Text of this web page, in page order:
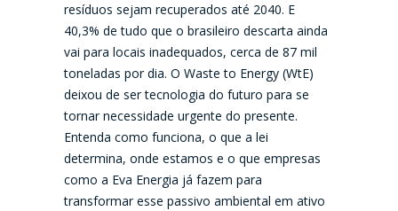
resíduos sejam recuperados até 2040. E
40,3% de tudo que o brasileiro descarta ainda
vai para locais inadequados, cerca de 87 mil
toneladas por dia. O Waste to Energy (WtE)
deixou de ser tecnologia do futuro para se
tornar necessidade urgente do presente.
Entenda como funciona, o que a lei
determina, onde estamos e o que empresas
como a Eva Energia já fazem para
transformar esse passivo ambiental em ativo